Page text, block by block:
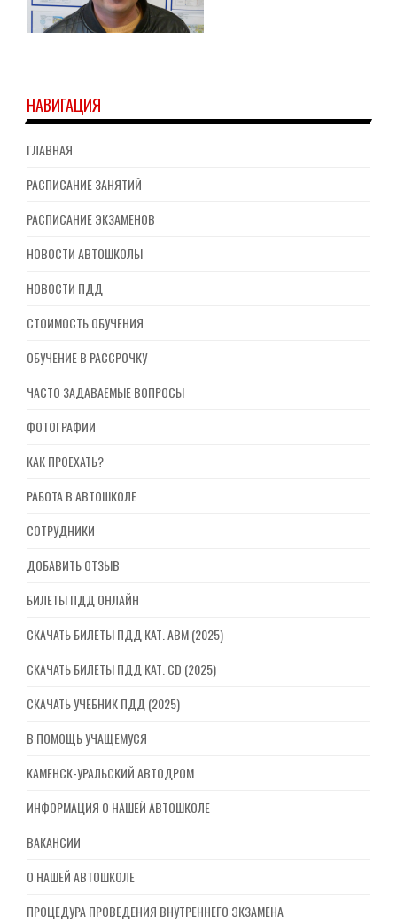
НАВИГАЦИЯ
ГЛАВНАЯ
РАСПИСАНИЕ ЗАНЯТИЙ
РАСПИСАНИЕ ЭКЗАМЕНОВ
НОВОСТИ АВТОШКОЛЫ
НОВОСТИ ПДД
СТОИМОСТЬ ОБУЧЕНИЯ
ОБУЧЕНИЕ В РАССРОЧКУ
ЧАСТО ЗАДАВАЕМЫЕ ВОПРОСЫ
ФОТОГРАФИИ
КАК ПРОЕХАТЬ?
РАБОТА В АВТОШКОЛЕ
СОТРУДНИКИ
ДОБАВИТЬ ОТЗЫВ
БИЛЕТЫ ПДД ОНЛАЙН
СКАЧАТЬ БИЛЕТЫ ПДД КАТ. ABM (2025)
СКАЧАТЬ БИЛЕТЫ ПДД КАТ. CD (2025)
СКАЧАТЬ УЧЕБНИК ПДД (2025)
В ПОМОЩЬ УЧАЩЕМУСЯ
КАМЕНСК-УРАЛЬСКИЙ АВТОДРОМ
ИНФОРМАЦИЯ О НАШЕЙ АВТОШКОЛЕ
ВАКАНСИИ
О НАШЕЙ АВТОШКОЛЕ
ПРОЦЕДУРА ПРОВЕДЕНИЯ ВНУТРЕННЕГО ЭКЗАМЕНА